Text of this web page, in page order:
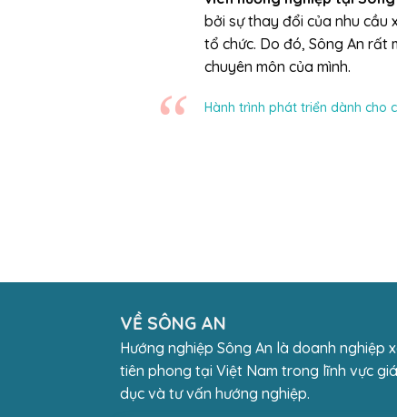
bởi sự thay đổi của nhu cầu
tổ chức. Do đó, Sông An rất
chuyên môn của mình.
Hành trình phát triển dành cho
VỀ SÔNG AN
Hướng nghiệp Sông An là doanh nghiệp
tiên phong tại Việt Nam trong lĩnh vực
dục và tư vấn hướng nghiệp.